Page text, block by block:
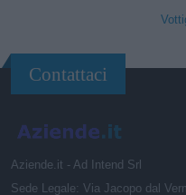
Contattaci
Aziende.it - Ad Intend Srl
Sede Legale: Via Jacopo dal